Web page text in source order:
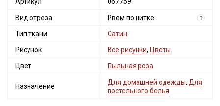
Вид отреза Рвем по нитке ?
Тип ткани Сатин
Рисунок Все рисунки, Цветы
Цвет Пыльная роза
Назначение
Для домашней одежды, Для
постельного белья